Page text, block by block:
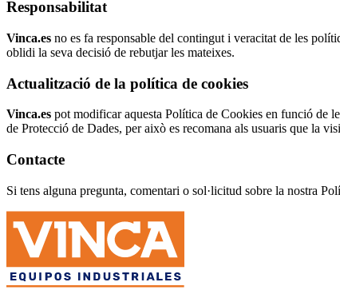
Responsabilitat
Vinca.es no es fa responsable del contingut i veracitat de les
oblidi la seva decisió de rebutjar les mateixes.
Actualització de la política de cookies
Vinca.es pot modificar aquesta Política de Cookies en funció de
de Protecció de Dades, per això es recomana als usuaris que la
Contacte
Si tens alguna pregunta, comentari o sol·licitud sobre la nostra